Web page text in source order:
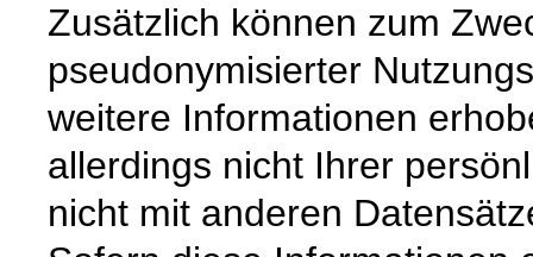
Zusätzlich können zum
pseudonymisierter
weitere Informationen
allerdings nicht Ihrer
nicht mit anderen